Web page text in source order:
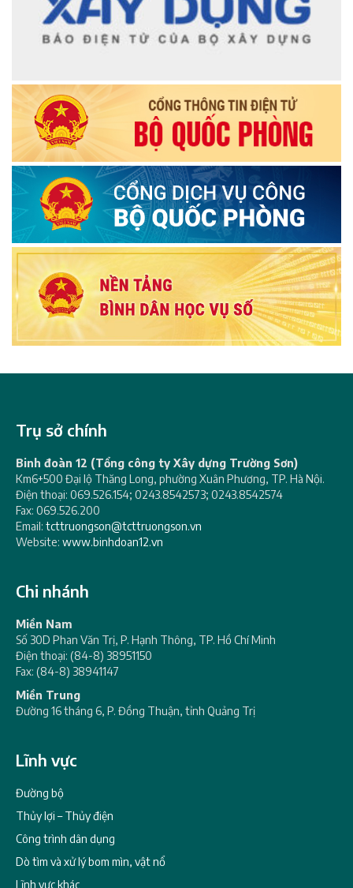
Trụ sở chính
Binh đoàn 12 (Tổng công ty Xây dựng Trường Sơn)
Km6+500 Đại lộ Thăng Long, phường Xuân Phương, TP. Hà Nội.
Điện thoại: 069.526.154; 0243.8542573; 0243.8542574
Fax: 069.526.200
Email: tcttruongson@tcttruongson.vn
Website: www.binhdoan12.vn
Chi nhánh
Miền Nam
Số 30D Phan Văn Trị, P. Hạnh Thông, TP. Hồ Chí Minh
Điện thoại: (84-8) 38951150
Fax: (84-8) 38941147
Miền Trung
Đường 16 tháng 6, P. Đồng Thuận, tỉnh Quảng Trị
Lĩnh vực
Đường bộ
Thủy lợi – Thủy điện
Công trình dân dụng
Dò tìm và xử lý bom mìn, vật nổ
Lĩnh vực khác